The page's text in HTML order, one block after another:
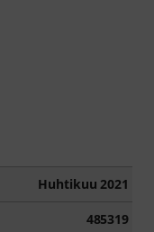
Huhtikuu 2021
485319